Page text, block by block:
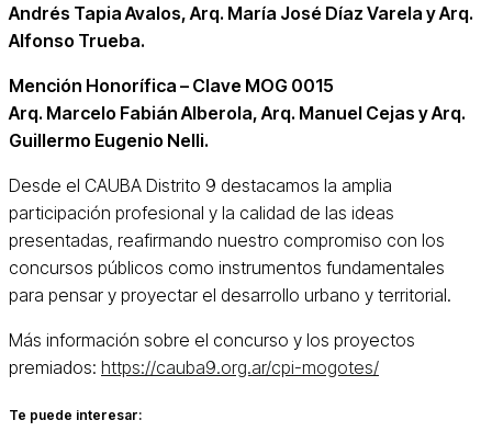
Andrés Tapia Avalos, Arq. María José Díaz Varela y Arq.
Alfonso Trueba.
Mención Honorífica – Clave MOG 0015
Arq. Marcelo Fabián Alberola, Arq. Manuel Cejas y Arq.
Guillermo Eugenio Nelli.
Desde el CAUBA Distrito 9 destacamos la amplia
participación profesional y la calidad de las ideas
presentadas, reafirmando nuestro compromiso con los
concursos públicos como instrumentos fundamentales
para pensar y proyectar el desarrollo urbano y territorial.
Más información sobre el concurso y los proyectos
premiados: https://cauba9.org.ar/cpi-mogotes/
Te puede interesar: